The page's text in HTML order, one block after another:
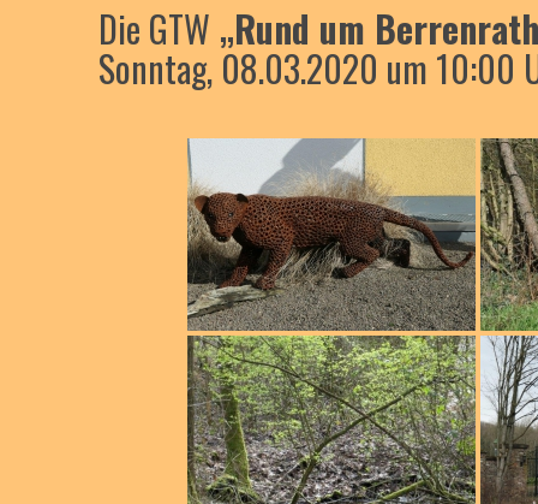
Die GTW „Rund um
Sonntag, 08.03.2020 um 10:00